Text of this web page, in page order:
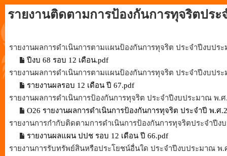
รายงานติดตามการป้องกันการทุจริตประ
รายงานผลการดำเนินการตามแผนป้องกันการทุจริต ประจำปีงบปร
ปีงบ 68 รอบ 12 เดือน.pdf
รายงานผลการดำเนินการตามแผนป้องกันการทุจริต ประจำปีงบปร
รายงานผลรอบ 12 เดือน ปี 67.pdf
รายงานผลการดำเนินการป้องกันการทุจริต ประจำปีงบประมาณ พ.ศ
O26 รายงานผลการดำเนินการป้องกันการทุจริต ประจำปี พ.ศ
รายงานการกำกับติดตามการดำเนินการป้องกันการทุจริตประจำปีง
รายงานผลแผน ปปช รอบ 12 เดือน ปี 66.pdf
รายงานการรับทรัพย์สินหรือประโยชน์อื่นใด ประจำปีงบประมาณ พ.